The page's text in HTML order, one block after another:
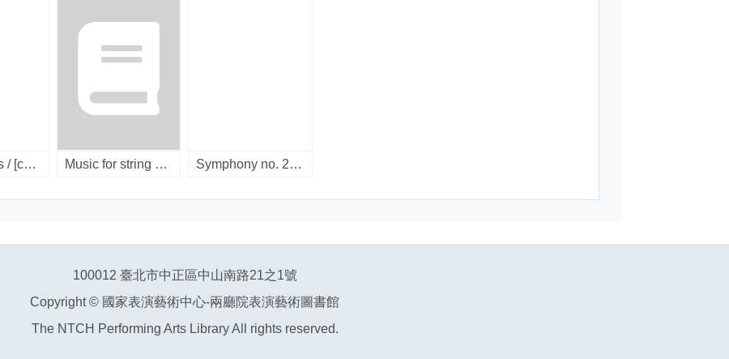
Silent songs / [compact disc] Music for string quartet ; Postlude for violin solo/ [compact disc] Symphony no. 2 ; Meditation symphony ; Serenade for string orchestra / [compact disc].
100012 臺北市中正區中山南路21之1號
Copyright © 國家表演藝術中心-兩廳院表演藝術圖書館
The NTCH Performing Arts Library All rights reserved.